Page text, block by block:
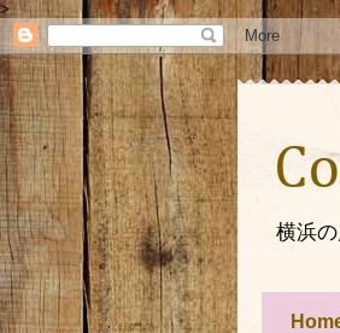
>
横浜